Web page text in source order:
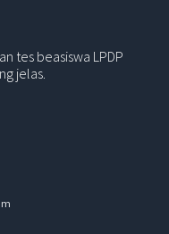
tes beasiswa LPDP
jelas.